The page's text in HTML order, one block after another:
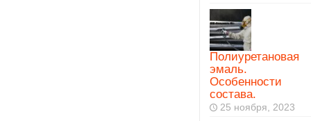
Полиуретановая
эмаль.
Особенности
состава.
25 ноября, 2023